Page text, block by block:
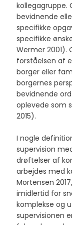
kollegagruppe.
bevidnende
specifikke
specifikke
Wermer 2001).
forståelsen af
borger eller
borgernes
bevidnende
oplevede som
2015).
​I nogle
supervision
drøftelser af
arbejdes med
Mortensen
imidlertid for
komplekse og
supervisionen